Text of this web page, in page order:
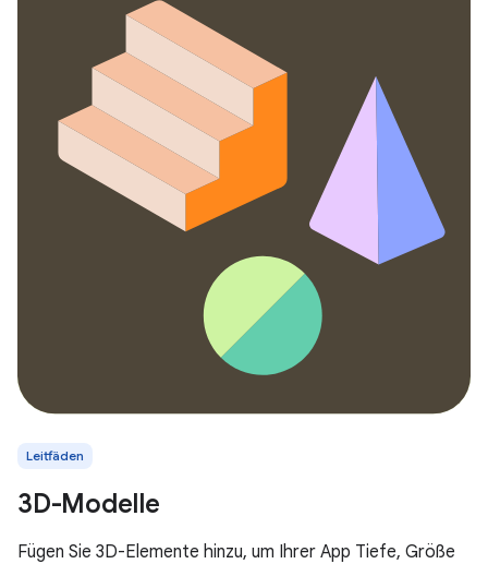
Leitfäden
3D-Modelle
Fügen Sie 3D-Elemente hinzu, um Ihrer App Tiefe, Größe